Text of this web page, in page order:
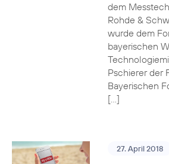
dem
Rohde &
wurde dem
bayerischen
Pschierer der
Bayerischen
[…]
27. April 2018